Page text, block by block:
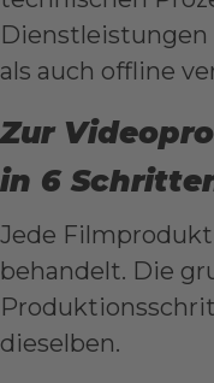
Dienstleistungen
als auch offline
Zur
in 6
Jede
behandelt. Die
dieselben.